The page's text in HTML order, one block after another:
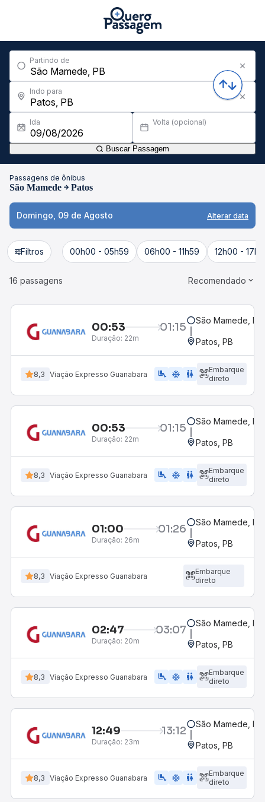
Partindo de
Indo para
Ida Volta (opcional)
Buscar Passagem
Passagens de ônibus
São Mamede Patos
Domingo, 09 de Agosto Alterar data
Filtros 00h00 - 05h59 06h00 - 11h59 12h00 -
16 passagens Recomendado
00:53 01:15
Duração: 22m
São Mamede, PB
Patos, PB
8,3 Viação Expresso Guanabara airline_seat_legroom_extra ac_unit WC
Embarque
direto
00:53 01:15
Duração: 22m
São Mamede, PB
Patos, PB
8,3 Viação Expresso Guanabara airline_seat_legroom_extra ac_unit WC
Embarque
direto
01:00 01:26
Duração: 26m
São Mamede, PB
Patos, PB
8,3 Viação Expresso Guanabara
Embarque
direto
02:47 03:07
Duração: 20m
São Mamede, PB
Patos, PB
8,3 Viação Expresso Guanabara airline_seat_legroom_extra ac_unit WC
Embarque
direto
12:49 13:12
Duração: 23m
São Mamede, PB
Patos, PB
8,3 Viação Expresso Guanabara airline_seat_legroom_extra ac_unit WC
Embarque
direto